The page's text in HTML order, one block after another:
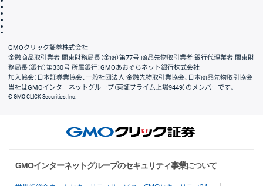
会社案内
GMOクリック証券株式会社
金融商品取引業者 関東財務局長（金商）第77号 商品先物取引業者 銀行代理業者 関東財
務局長（銀代）第330号 所属銀行：GMOあおぞらネット銀行株式会社
加入協会：日本証券業協会、一般社団法人 金融先物取引業協会、日本商品先物取引協会
当社はGMOインターネットグループ（東証プライム上場9449）のメンバーです。
© GMO CLICK Securities, Inc.
GMOインターネットグループのセキュリティ事業について